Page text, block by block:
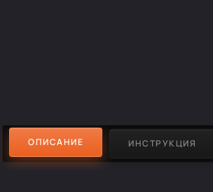
ОПИСАНИЕ ИНСТРУКЦИЯ